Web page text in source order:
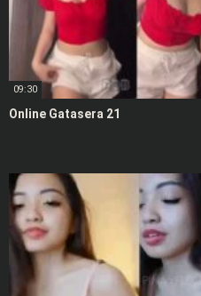
09:30
Online Gatasera 21